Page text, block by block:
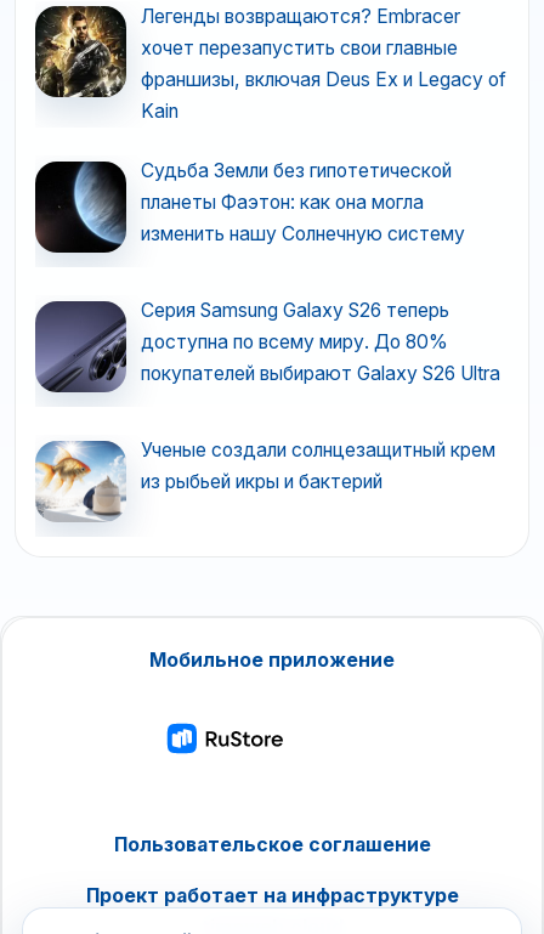
Легенды возвращаются? Embracer
хочет перезапустить свои главные
франшизы, включая Deus Ex и Legacy of
Kain
Судьба Земли без гипотетической
планеты Фаэтон: как она могла
изменить нашу Солнечную систему
Серия Samsung Galaxy S26 теперь
доступна по всему миру. До 80%
покупателей выбирают Galaxy S26 Ultra
Ученые создали солнцезащитный крем
из рыбьей икры и бактерий
Мобильное приложение
Пользовательское соглашение
Проект работает на инфраструктуре